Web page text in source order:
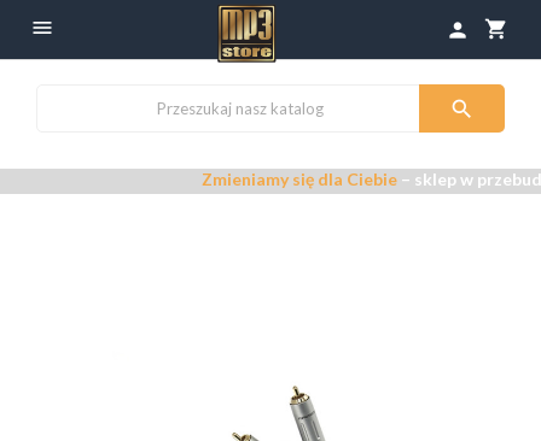
 shopping_cart
person

Zmieniamy się dla Ciebie – sklep w przebudowie –